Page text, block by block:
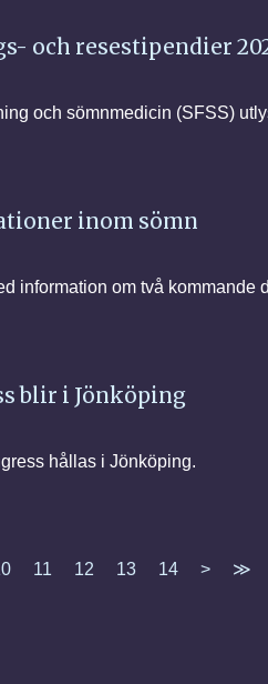
och resestipendier
och sömnmedicin (SFSS)
inom sömn
information om två kommande
blir i Jönköping
hållas i Jönköping.
11 12 13 14 > ≫